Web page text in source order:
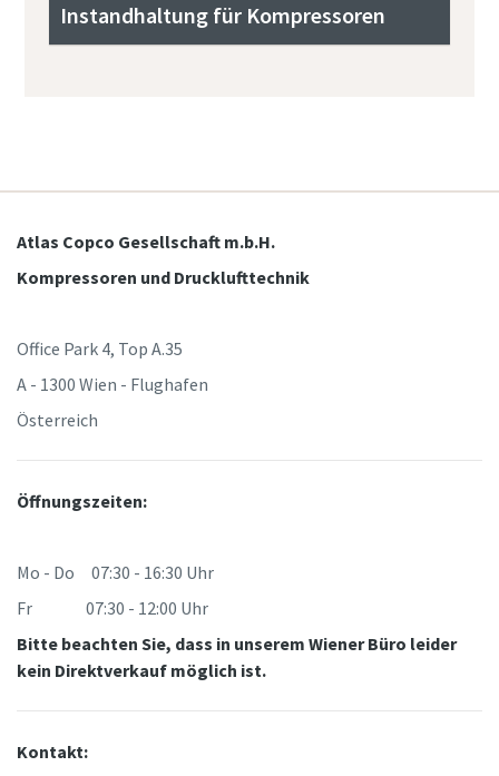
Instandhaltung für Kompressoren
Atlas Copco Gesellschaft m.b.H.
Kompressoren und Drucklufttechnik
Office Park 4, Top A.35
A - 1300 Wien - Flughafen
Österreich
Öffnungszeiten:
Mo - Do 07:30 - 16:30 Uhr
Fr 07:30 - 12:00 Uhr
Bitte beachten Sie, dass in unserem Wiener Büro leider
kein Direktverkauf möglich ist.
Kontakt: